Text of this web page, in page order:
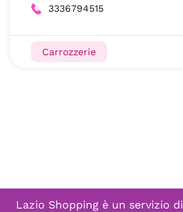
3336794515
Carrozzerie
Lazio Shopping è un servizio di